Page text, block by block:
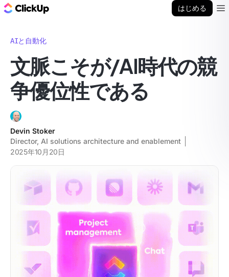
はじめる
AIと自動化
文脈こそが/AI時代の競
争優位性である
Devin Stoker
Director, AI solutions architecture and enablement
2025年10月20日